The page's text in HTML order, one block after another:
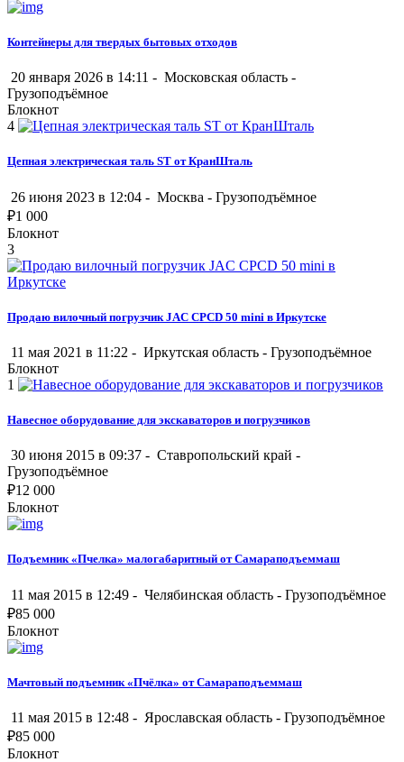
Контейнеры для твердых бытовых отходов
20 января 2026 в 14:11 - Московская область -
Грузоподъёмное
Блокнот
4
Цепная электрическая таль ST от КранШталь
26 июня 2023 в 12:04 - Москва - Грузоподъёмное
₽1 000
Блокнот
3
Продаю вилочный погрузчик JAC CPCD 50 mini в Иркутске
11 мая 2021 в 11:22 - Иркутская область - Грузоподъёмное
Блокнот
1
Навесное оборудование для экскаваторов и погрузчиков
30 июня 2015 в 09:37 - Ставропольский край -
Грузоподъёмное
₽12 000
Блокнот
Подъемник «Пчелка» малогабаритный от Самараподъеммаш
11 мая 2015 в 12:49 - Челябинская область - Грузоподъёмное
₽85 000
Блокнот
Мачтовый подъемник «Пчёлка» от Самараподъеммаш
11 мая 2015 в 12:48 - Ярославская область - Грузоподъёмное
₽85 000
Блокнот